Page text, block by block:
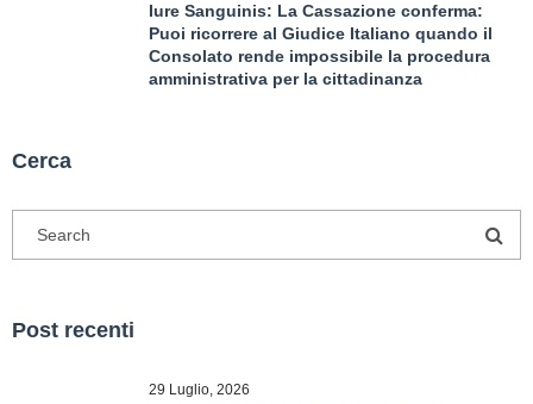
Iure Sanguinis: La Cassazione conferma:
Puoi ricorrere al Giudice Italiano quando il
Consolato rende impossibile la procedura
amministrativa per la cittadinanza
Cerca
Post recenti
29 Luglio, 2026